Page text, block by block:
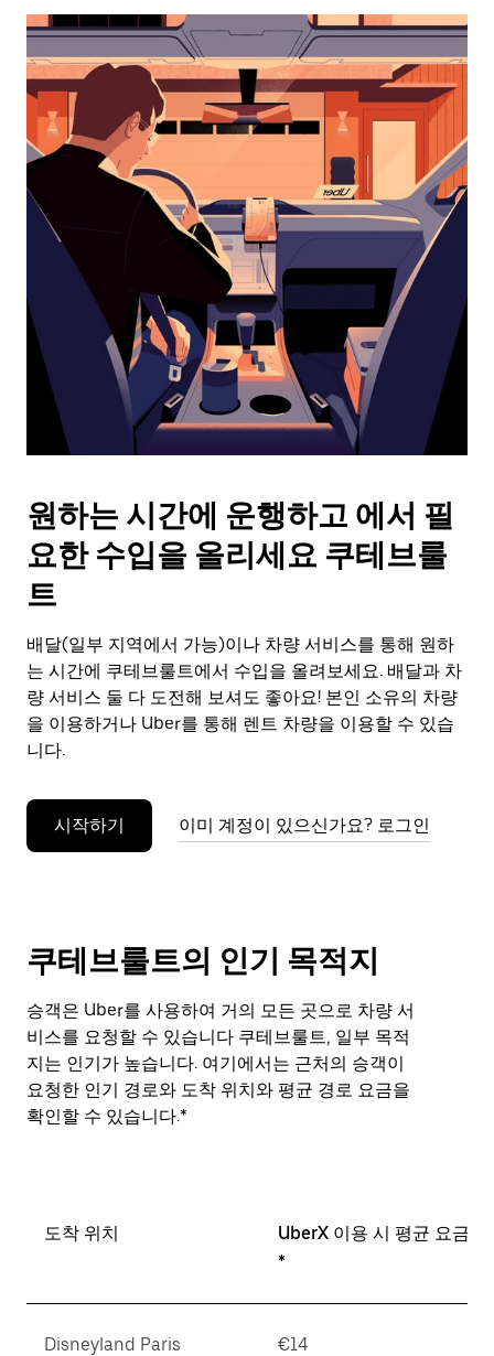
작
면
아
래
화
살
표
러
날
짜
캘
린
더
를
닫
려
면
Esc
키
를
누
세
원하는 시간에 운행하고 에서 필
요한 수입을 올리세요 쿠테브룰
트
배달(일부 지역에서 가능)이나 차량 서비스를 통해 원하
는 시간에 쿠테브룰트에서 수입을 올려보세요. 배달과 차
량 서비스 둘 다 도전해 보셔도 좋아요! 본인 소유의 차량
을 이용하거나 Uber를 통해 렌트 차량을 이용할 수 있습
니다.
시작하기 이미 계정이 있으신가요? 로그인
쿠테브룰트의 인기 목적지
승객은 Uber를 사용하여 거의 모든 곳으로 차량 서
비스를 요청할 수 있습니다 쿠테브룰트, 일부 목적
지는 인기가 높습니다. 여기에서는 근처의 승객이
요청한 인기 경로와 도착 위치와 평균 경로 요금을
확인할 수 있습니다.*
도착 위치
UberX 이용 시 평균 요금
*
Disneyland Paris €14